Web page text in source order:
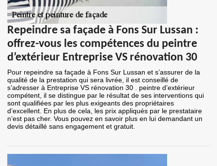
Repeindre sa façade à Fons Sur Lussan :
offrez-vous les compétences du peintre
d’extérieur Entreprise VS rénovation 30
Pour repeindre sa façade à Fons Sur Lussan et s’assurer de la
qualité de la prestation qui sera livrée, il est conseillé de
s’adresser à Entreprise VS rénovation 30 . peintre d’extérieur
compétent, il se distingue par le résultat de ses interventions qui
sont qualifiées par les plus exigeants des propriétaires
d’excellent. En plus de cela, les prix appliqués par le prestataire
n’est pas cher. Vous pouvez en savoir plus en lui demandant un
devis détaillé sans engagement et gratuit.